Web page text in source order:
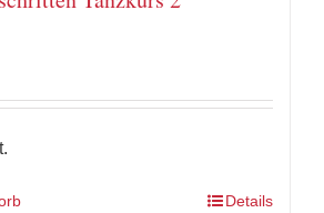
Details